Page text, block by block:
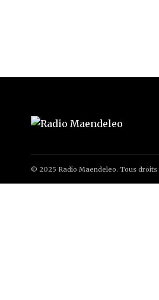
© 2025 Radio Maendeleo. Tous droits